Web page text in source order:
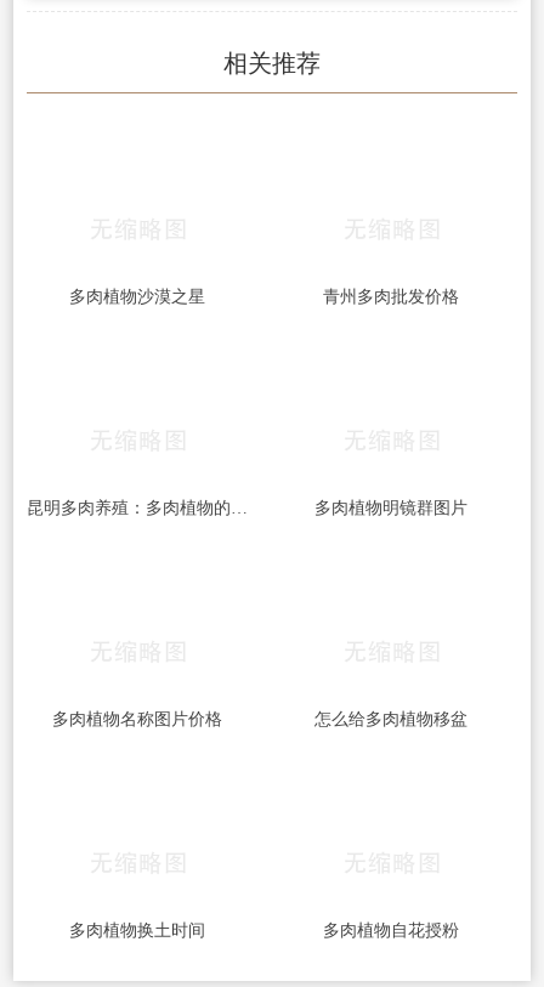
相关推荐
多肉植物沙漠之星 青州多肉批发价格
昆明多肉养殖：多肉植物的栽培技巧 多肉植物明镜群图片
多肉植物名称图片价格 怎么给多肉植物移盆
多肉植物换土时间 多肉植物自花授粉